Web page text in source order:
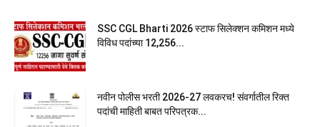
SSC CGL Bharti 2026 स्टाफ सिलेक्शन कमिशन मध्ये
विविध पदांच्या 12,256...
नवीन पोलीस भरती 2026-27 लवकरच! संवर्गातील रिक्त
पदांची माहिती बाबत परिपत्रक...